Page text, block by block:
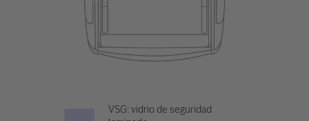
VSG: vidrio de seguridad